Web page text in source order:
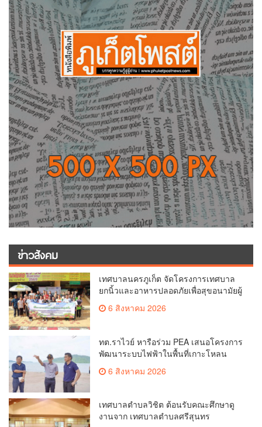
ข่าวสังคม
เทศบาลนครภูเก็ต จัดโครงการเทศบาล
ยกนิ้วและอาหารปลอดภัยเพื่อสุขอนามัยผู้
บริโภค
6 สิงหาคม 2026
ทต.ราไวย์ หารือร่วม PEA เสนอโครงการ
พัฒนาระบบไฟฟ้าในพื้นที่เกาะโหลน
6 สิงหาคม 2026
เทศบาลตำบลวิชิต ต้อนรับคณะศึกษาดู
งานจาก เทศบาลตำบลศรีสุนทร